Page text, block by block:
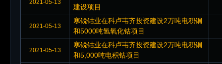
2021-05-13
建设项目
2021-05-13
寒锐钴业在科卢韦齐投资建设2万吨电积铜
和5000吨氢氧化钴项目
2021-05-13
寒锐钴业在科卢韦齐投资建设2万吨电积铜
和5,000吨电积钴项目